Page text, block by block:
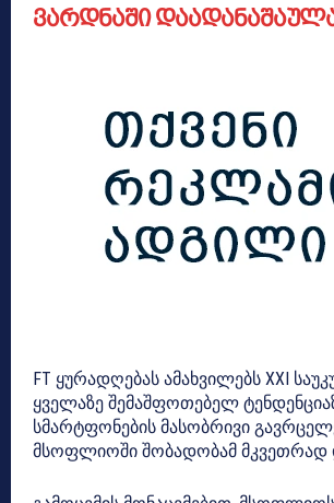
ვარდნაში
FT ყურადღებას ამახვილებს XXI
ყველაზე შემაშფოთებელ
სმარტფონების მასობრივი
მსოფლიოში შობადობამ მკვეთრად